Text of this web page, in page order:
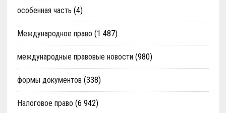
особенная часть (4)
Международное право (1 487)
международные правовые новости (980)
формы документов (338)
Налоговое право (6 942)